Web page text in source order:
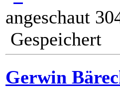
angeschaut
Gespeichert
Gerwin